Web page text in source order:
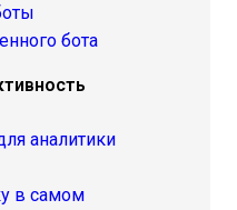
бота
аналитики
в самом